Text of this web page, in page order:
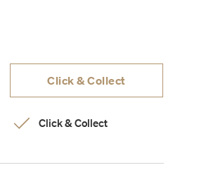
Click & Collect
Click & Collect